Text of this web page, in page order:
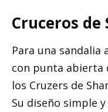
Cruceros de
Para una sandalia
con punta abierta
los Cruzers de
Su diseño simple